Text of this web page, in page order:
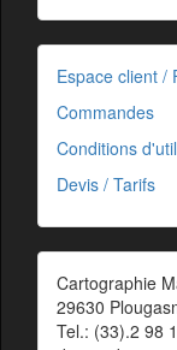
Espace client /
Commandes
Conditions
Devis / Tarifs
Cartographie
29630
Tel.: (33).2 98